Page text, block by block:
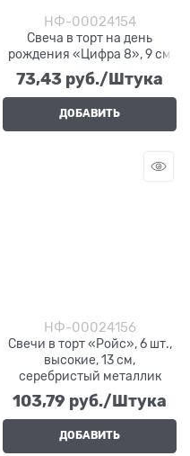
НФ-00024154
Свеча в торт на день
рождения «Цифра 8», 9 см
73,43 руб./Штука
ДОБАВИТЬ
НФ-00024156
Свечи в торт «Ройс», 6 шт.,
высокие, 13 см,
серебристый металлик
103,79 руб./Штука
ДОБАВИТЬ